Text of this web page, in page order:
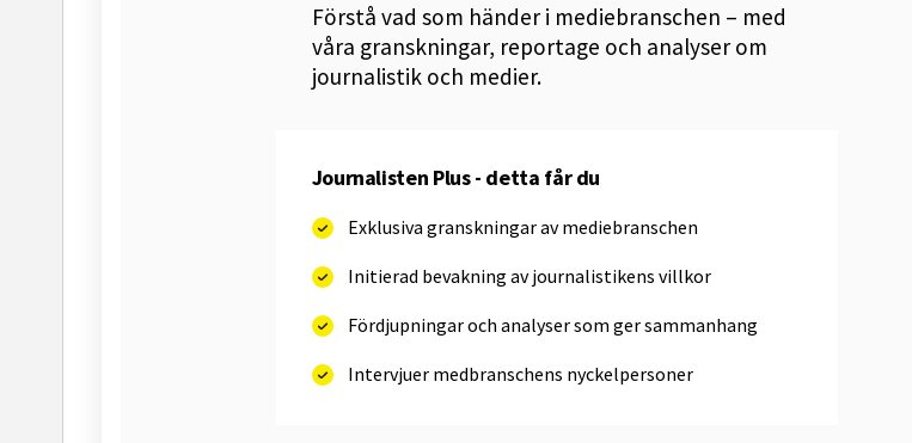
Förstå vad som händer i mediebranschen – med
våra granskningar, reportage och analyser om
journalistik och medier.
Journalisten Plus - detta får du
Exklusiva granskningar av mediebranschen
Initierad bevakning av journalistikens villkor
Fördjupningar och analyser som ger sammanhang
Intervjuer medbranschens nyckelpersoner